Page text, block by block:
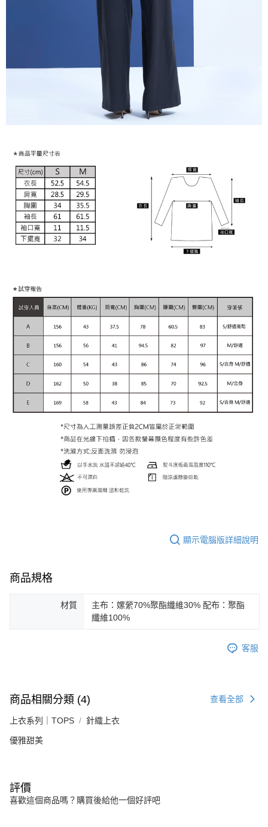
顯示電腦版詳細說明
商品規格
材質
主布：嫘縈70%聚酯纖維30% 配布：聚酯
纖維100%
客服
商品相關分類 (4) 查看全部
上衣系列｜TOPS 針織上衣
優雅甜美
評價
喜歡這個商品嗎？購買後給他一個好評吧